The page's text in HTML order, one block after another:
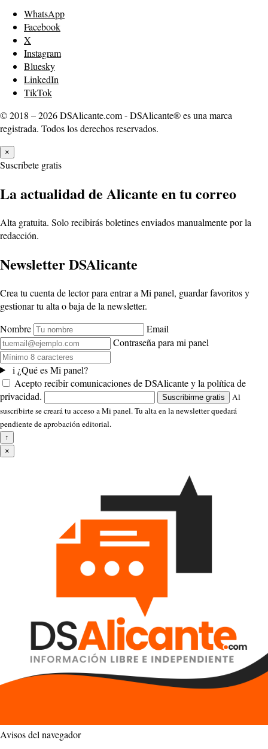
WhatsApp
Facebook
X
Instagram
Bluesky
LinkedIn
TikTok
© 2018 – 2026 DSAlicante.com - DSAlicante® es una marca
registrada. Todos los derechos reservados.
×
Suscríbete gratis
La actualidad de Alicante en tu correo
Alta gratuita. Solo recibirás boletines enviados manualmente por la
redacción.
Newsletter DSAlicante
Crea tu cuenta de lector para entrar a Mi panel, guardar favoritos y
gestionar tu alta o baja de la newsletter.
Nombre
Email
Contraseña para mi panel
i ¿Qué es Mi panel?
Acepto recibir comunicaciones de DSAlicante y la política de
privacidad.
Suscribirme gratis
Al
suscribirte se creará tu acceso a Mi panel. Tu alta en la newsletter quedará
pendiente de aprobación editorial.
↑
×
Avisos del navegador